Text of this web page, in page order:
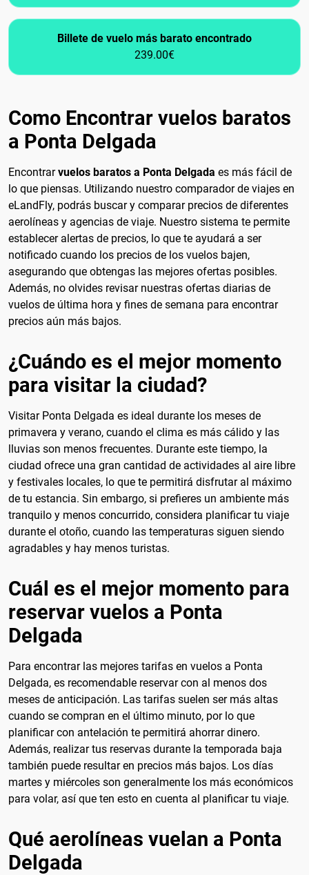
Billete de vuelo más barato encontrado
239.00€
Como Encontrar vuelos baratos
a Ponta Delgada
Encontrarvuelos baratos a Ponta Delgada es más fácil de
lo que piensas. Utilizando nuestro comparador de viajes en
eLandFly, podrás buscar y comparar precios de diferentes
aerolíneas y agencias de viaje. Nuestro sistema te permite
establecer alertas de precios, lo que te ayudará a ser
notificado cuando los precios de los vuelos bajen,
asegurando que obtengas las mejores ofertas posibles.
Además, no olvides revisar nuestras ofertas diarias de
vuelos de última hora y fines de semana para encontrar
precios aún más bajos.
¿Cuándo es el mejor momento
para visitar la ciudad?
Visitar Ponta Delgada es ideal durante los meses de
primavera y verano, cuando el clima es más cálido y las
lluvias son menos frecuentes. Durante este tiempo, la
ciudad ofrece una gran cantidad de actividades al aire libre
y festivales locales, lo que te permitirá disfrutar al máximo
de tu estancia. Sin embargo, si prefieres un ambiente más
tranquilo y menos concurrido, considera planificar tu viaje
durante el otoño, cuando las temperaturas siguen siendo
agradables y hay menos turistas.
Cuál es el mejor momento para
reservar vuelos a Ponta
Delgada
Para encontrar las mejores tarifas en vuelos a Ponta
Delgada, es recomendable reservar con al menos dos
meses de anticipación. Las tarifas suelen ser más altas
cuando se compran en el último minuto, por lo que
planificar con antelación te permitirá ahorrar dinero.
Además, realizar tus reservas durante la temporada baja
también puede resultar en precios más bajos. Los días
martes y miércoles son generalmente los más económicos
para volar, así que ten esto en cuenta al planificar tu viaje.
Qué aerolíneas vuelan a Ponta
Delgada